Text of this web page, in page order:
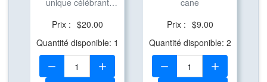
unique célébrant
...
Prix : $20.00
Quantité disponible: 1
Quantité:
cane
Prix : $9.00
Quantité disponible: 2
Quantité: